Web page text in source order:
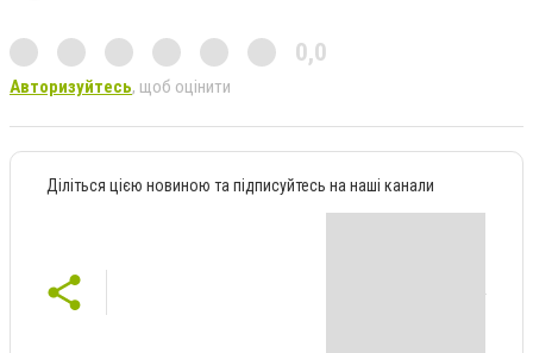
0,0
Авторизуйтесь, щоб оцінити
Діліться цією новиною та підписуйтесь на наші канали